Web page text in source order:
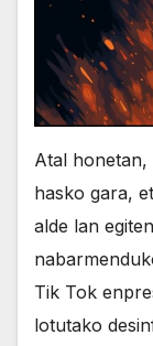
Atal honetan,
hasko gara,
alde lan
Tik Tok
lotutako